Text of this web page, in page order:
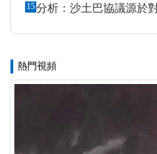
15分析：沙土巴協議源於
熱門視頻